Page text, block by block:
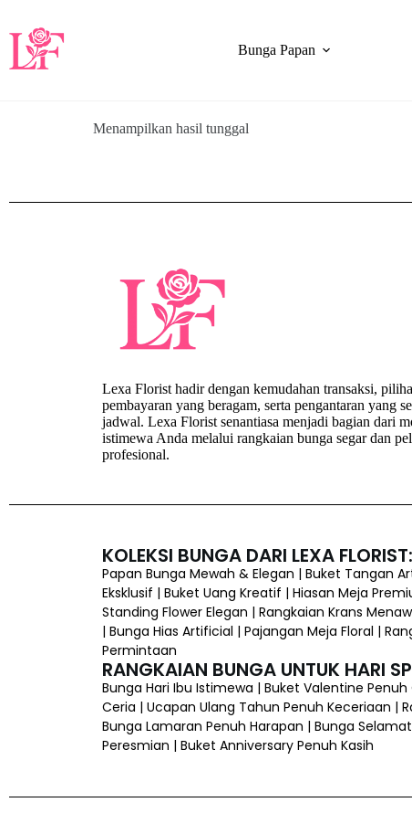
Bunga Papan
Menampilkan hasil tunggal
Lexa Florist hadir dengan kemudahan transaksi,
pembayaran yang beragam, serta pengantaran yang
jadwal. Lexa Florist senantiasa menjadi bagian dari
istimewa Anda melalui rangkaian bunga segar dan
profesional.
KOLEKSI BUNGA DARI LEXA FLORIST:
Papan Bunga Mewah & Elegan | Buket Tangan
Eksklusif | Buket Uang Kreatif | Hiasan Meja
Standing Flower Elegan | Rangkaian Krans
| Bunga Hias Artificial | Pajangan Meja Floral |
Permintaan
RANGKAIAN BUNGA UNTUK HARI
Bunga Hari Ibu Istimewa | Buket Valentine
Ceria | Ucapan Ulang Tahun Penuh Keceriaan |
Bunga Lamaran Penuh Harapan | Bunga
Peresmian | Buket Anniversary Penuh Kasih